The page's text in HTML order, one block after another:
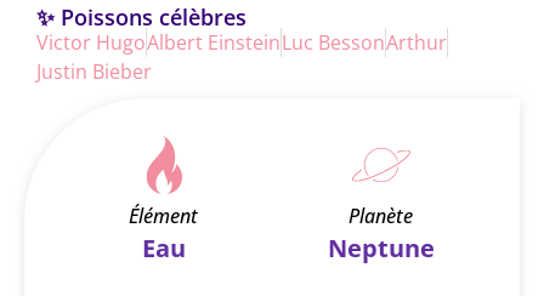
✨ Poissons célèbres
Victor HugoAlbert EinsteinLuc BessonArthur
Justin Bieber
Élément
Eau
Planète
Neptune